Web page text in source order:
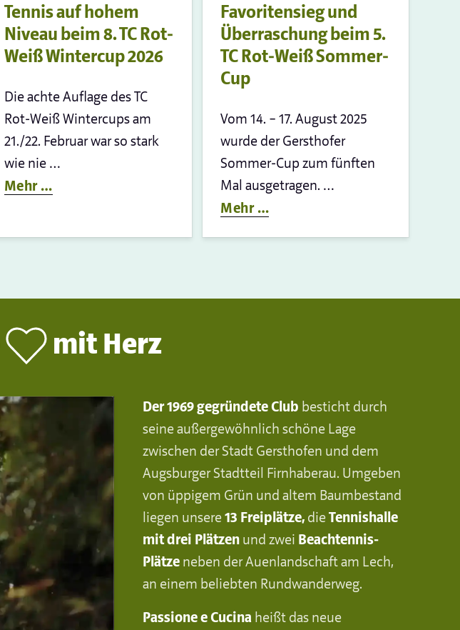
Tennis auf hohem
Niveau beim 8. TC Rot-
Weiß Wintercup 2026
Die achte Auflage des TC
Rot-Weiß Wintercups am
21./22. Februar war so stark
wie nie …
Mehr …
Favoritensieg und
Überraschung beim 5.
TC Rot-Weiß Sommer-
Cup
Vom 14. – 17. August 2025
wurde der Gersthofer
Sommer-Cup zum fünften
Mal ausgetragen. …
Mehr …
mit Herz
Der 1969 gegründete Club besticht durch
seine außergewöhnlich schöne Lage
zwischen der Stadt Gersthofen und dem
Augsburger Stadtteil Firnhaberau. Umgeben
von üppigem Grün und altem Baumbestand
liegen unsere13 Freiplätze, dieTennishalle
mit drei Plätzenund zwei Beachtennis-
Plätzeneben der Auenlandschaft am Lech,
an einem beliebten Rundwanderweg.
Passione e Cucinaheißt das neue